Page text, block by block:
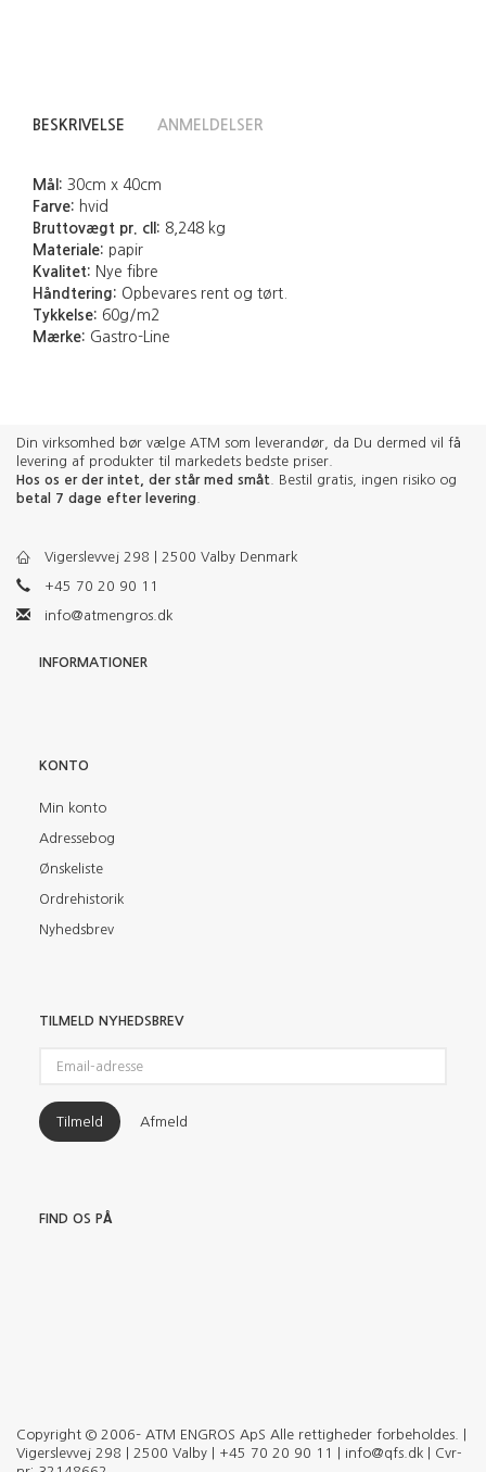
BESKRIVELSE ANMELDELSER
Mål: 30cm x 40cm
Farve: hvid
Bruttovægt pr. cll: 8,248 kg
Materiale: papir
Kvalitet: Nye fibre
Håndtering: Opbevares rent og tørt.
Tykkelse: 60g/m2
Mærke: Gastro-Line
Din virksomhed bør vælge ATM som leverandør, da Du dermed vil få
levering af produkter til markedets bedste priser.
Hos os er der intet, der står med småt . Bestil gratis, ingen risiko og
betal 7 dage efter levering
Vigerslevvej 298 | 2500 Valby Denmark
+45 70 20 90 11
info@atmengros.dk
INFORMATIONER
KONTO
Min konto
Adressebog
Ønskeliste
Ordrehistorik
Nyhedsbrev
TILMELD NYHEDSBREV
adresse
Tilmeld Afmeld
FIND OS PÅ
Copyright © 2006– ATM ENGROS ApS Alle rettigheder forbeholdes. |
Vigerslevvej 298 | 2500 Valby | +45 70 20 90 11 | info@qfs.dk | Cvr-